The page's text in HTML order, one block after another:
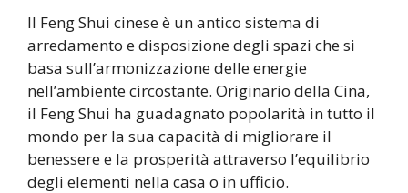
Il Feng Shui cinese è un antico sistema di
arredamento e disposizione degli spazi che si
basa sull’armonizzazione delle energie
nell’ambiente circostante. Originario della Cina,
il Feng Shui ha guadagnato popolarità in tutto il
mondo per la sua capacità di migliorare il
benessere e la prosperità attraverso l’equilibrio
degli elementi nella casa o in ufficio.